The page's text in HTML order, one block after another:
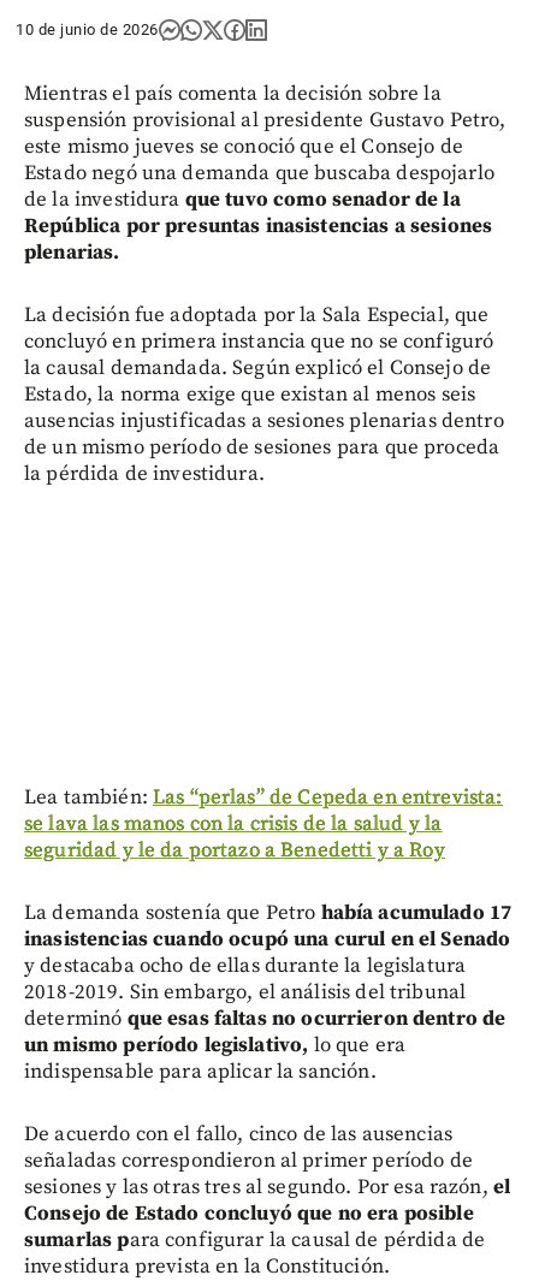
10 de junio de 2026
Mientras el país comenta la decisión sobre la
suspensión provisional al presidente Gustavo Petro,
este mismo jueves se conoció que el Consejo de
Estado negó una demanda que buscaba despojarlo
de la investidura que tuvo como senador de la
República por presuntas inasistencias a sesiones
plenarias.
La decisión fue adoptada por la Sala Especial, que
concluyó en primera instancia que no se configuró
la causal demandada. Según explicó el Consejo de
Estado, la norma exige que existan al menos seis
ausencias injustificadas a sesiones plenarias dentro
de un mismo período de sesiones para que proceda
la pérdida de investidura.
Lea también: Las “perlas” de Cepeda en entrevista:
se lava las manos con la crisis de la salud y la
seguridad y le da portazo a Benedetti y a Roy
La demanda sostenía que Petro había acumulado 17
inasistencias cuando ocupó una curul en el Senado
y destacaba ocho de ellas durante la legislatura
2018-2019. Sin embargo, el análisis del tribunal
determinó que esas faltas no ocurrieron dentro de
un mismo período legislativo, lo que era
indispensable para aplicar la sanción.
De acuerdo con el fallo, cinco de las ausencias
señaladas correspondieron al primer período de
sesiones y las otras tres al segundo. Por esa razón, el
Consejo de Estado concluyó que no era posible
sumarlas para configurar la causal de pérdida de
investidura prevista en la Constitución.